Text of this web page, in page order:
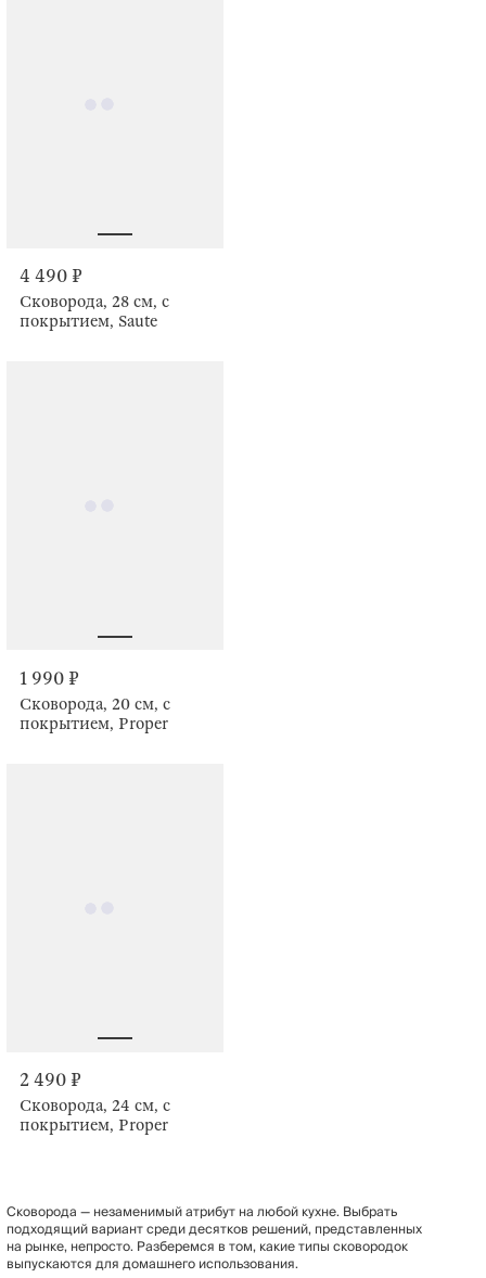
4 490 ₽
Сковорода, 28 см, с
покрытием, Saute
1 990 ₽
Сковорода, 20 см, с
покрытием, Proper
2 490 ₽
Сковорода, 24 см, с
покрытием, Proper
Сковорода — незаменимый атрибут на любой кухне. Выбрать
подходящий вариант среди десятков решений, представленных
на рынке, непросто. Разберемся в том, какие типы сковородок
выпускаются для домашнего использования.